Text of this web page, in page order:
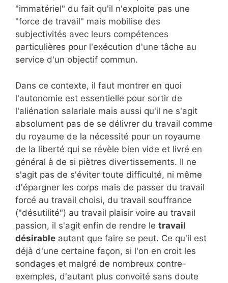
"immatériel" du fait qu'il n'exploite pas une
"force de travail" mais mobilise des
subjectivités avec leurs compétences
particulières pour l'exécution d'une tâche au
service d'un objectif commun.
Dans ce contexte, il faut montrer en quoi
l'autonomie est essentielle pour sortir de
l'aliénation salariale mais aussi qu'il ne s'agit
absolument pas de se délivrer du travail comme
du royaume de la nécessité pour un royaume
de la liberté qui se révèle bien vide et livré en
général à de si piètres divertissements. Il ne
s'agit pas de s'éviter toute difficulté, ni même
d'épargner les corps mais de passer du travail
forcé au travail choisi, du travail souffrance
("désutilité") au travail plaisir voire au travail
passion, il s'agit enfin de rendre le travail
désirable autant que faire se peut. Ce qu'il est
déjà d'une certaine façon, si l'on en croit les
sondages et malgré de nombreux contre-
exemples, d'autant plus convoité sans doute